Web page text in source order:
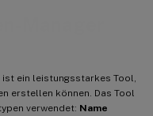
ein leistungsstarkes Tool,
erstellen können. Das Tool
verwendet: Name